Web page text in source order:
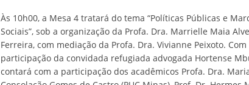
Às 10h00, a Mesa 4 tratará do tema “Políticas Públicas e
Sociais”, sob a organização da Profa. Dra. Marrielle Maia
Ferreira, com mediação da Profa. Dra. Vivianne Peixoto. Com
participação da convidada refugiada advogada Hortense
contará com a participação dos acadêmicos Profa. Dra.